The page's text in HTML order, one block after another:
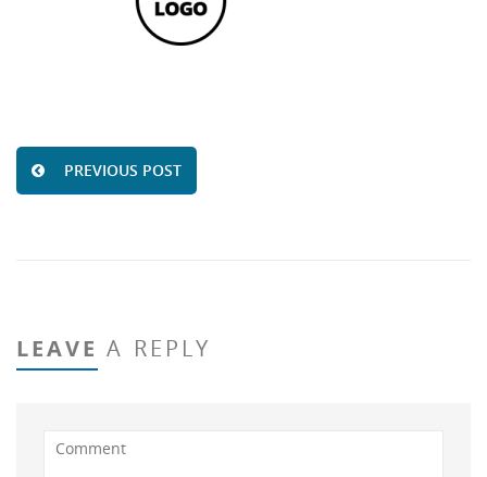
PREVIOUS POST
LEAVE A REPLY